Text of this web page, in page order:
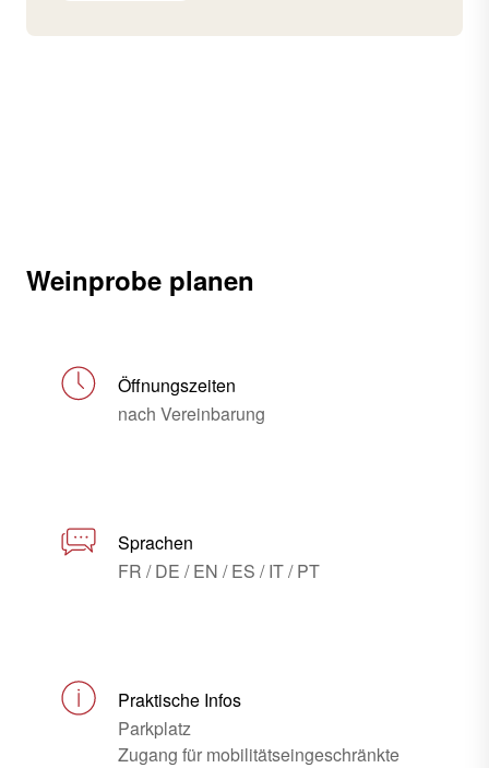
Weinprobe planen
Öffnungszeiten
nach Vereinbarung
Sprachen
FR / DE / EN / ES / IT / PT
Praktische Infos
Parkplatz
Zugang für mobilitätseingeschränkte